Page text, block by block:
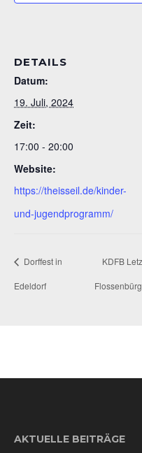
DETAILS
Datum:
19. Juli, 2024
Zeit:
17:00 - 20:00
Website:
https://theisseil.de/kinder-
und-jugendprogramm/
Dorffest in
Edeldorf
KDFB
Flossenbürg
AKTUELLE BEITRÄGE